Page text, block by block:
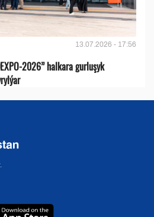
13.07.2026 - 17:56
2026” halkara gurluşyk